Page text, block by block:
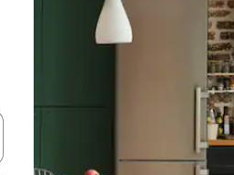
le haut et vers le bas pour les